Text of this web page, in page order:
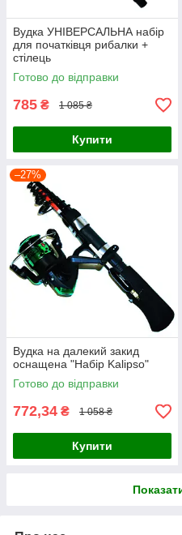
Вудка УНІВЕРСАЛЬНА набір
для початківця рибалки +
стілець
Готово до відправки
785 ₴ 1 085 ₴
Купити
–27%
Вудка на далекий закид
оснащена "Набір Kalipso"
Готово до відправки
772,34 ₴ 1 058 ₴
Купити